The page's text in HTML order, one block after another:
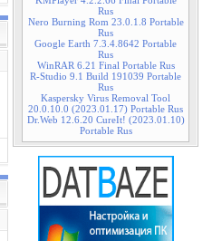
Rus
Nero Burning Rom 23.0.1.8 Portable
Rus
Google Earth 7.3.4.8642 Portable
Rus
WinRAR 6.21 Final Portable Rus
R-Studio 9.1 Build 191039 Portable
Rus
Kaspersky Virus Removal Tool
20.0.10.0 (2023.01.17) Portable Rus
Dr.Web 12.6.20 CureIt! (2023.01.10)
Portable Rus